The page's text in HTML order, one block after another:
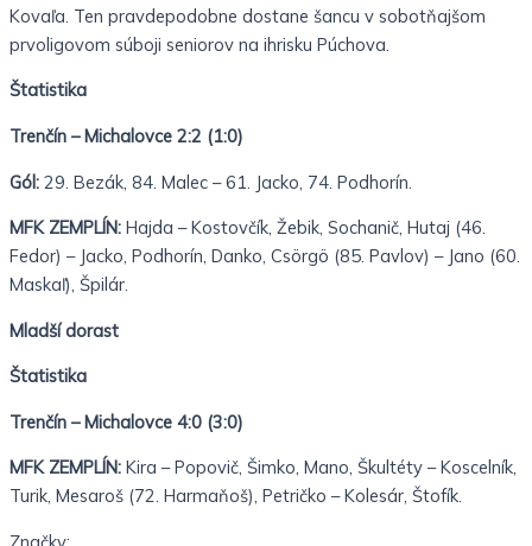
Kovaľa. Ten pravdepodobne dostane šancu v sobotňajšom
prvoligovom súboji seniorov na ihrisku Púchova.
Štatistika
Trenčín – Michalovce 2:2 (1:0)
Gól: 29. Bezák, 84. Malec – 61. Jacko, 74. Podhorín.
MFK ZEMPLÍN: Hajda – Kostovčík, Žebik, Sochanič, Hutaj (46.
Fedor) – Jacko, Podhorín, Danko, Csörgö (85. Pavlov) – Jano (60.
Maskaľ), Špilár.
Mladší dorast
Štatistika
Trenčín – Michalovce 4:0 (3:0)
MFK ZEMPLÍN: Kira – Popovič, Šimko, Mano, Škultéty – Koscelník,
Turik, Mesaroš (72. Harmaňoš), Petričko – Kolesár, Štofík.